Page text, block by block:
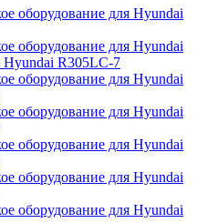
оборудование для Hyundai
оборудование для Hyundai
R305LC-7
оборудование для Hyundai
оборудование для Hyundai
оборудование для Hyundai
оборудование для Hyundai
оборудование для Hyundai